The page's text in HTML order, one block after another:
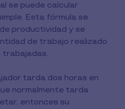
se puede calcular
Esta fórmula se
productividad y se
de trabajo realizado
trabajadas.
tarda dos horas en
normalmente tarda
entonces su